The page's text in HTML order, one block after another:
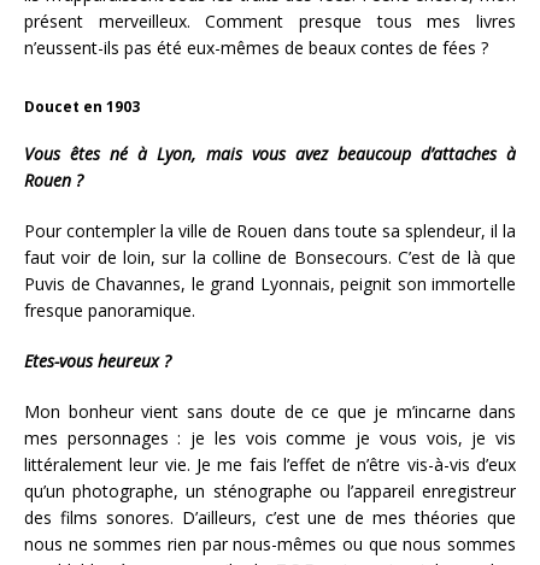
présent merveilleux. Comment presque tous mes livres
n’eussent-ils pas été eux-mêmes de beaux contes de fées ?
Doucet en 1903
Vous êtes né à Lyon, mais vous avez beaucoup d’attaches à
Rouen ?
Pour contempler la ville de Rouen dans toute sa splendeur, il la
faut voir de loin, sur la colline de Bonsecours. C’est de là que
Puvis de Chavannes, le grand Lyonnais, peignit son immortelle
fresque panoramique.
Etes-vous heureux ?
Mon bonheur vient sans doute de ce que je m’incarne dans
mes personnages : je les vois comme je vous vois, je vis
littéralement leur vie. Je me fais l’effet de n’être vis-à-vis d’eux
qu’un photographe, un sténographe ou l’appareil enregistreur
des films sonores. D’ailleurs, c’est une de mes théories que
nous ne sommes rien par nous-mêmes ou que nous sommes